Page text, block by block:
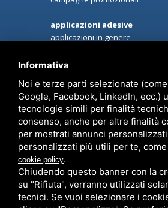
applicazioni adesive
applicazioni in genere
sun control privacy & sicurezza
decorazioni automezzi privati
car protector
oscuramento vetri e fanali
servizi/chi siamo/
Informativa
Noi e terze parti selezionate
Google, Facebook, LinkedIn, ecc.)
tecnologie simili per finalità
consenso, anche per altre finalità
per mostrati annunci
personalizzati più utili per te,
cookie policy.
Chiudendo questo banner con la
su "Rifiuta", verranno utilizzati
tecnici. Se vuoi selezionare i